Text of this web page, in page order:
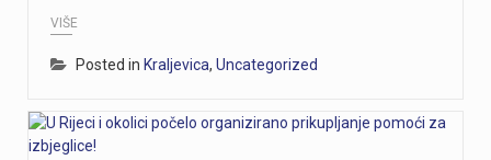
VIŠE
Posted in Kraljevica, Uncategorized